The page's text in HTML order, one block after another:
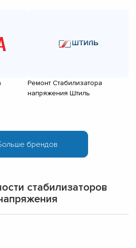
Ремонт Стабилизатора
напряжения Штиль
стабилизаторов